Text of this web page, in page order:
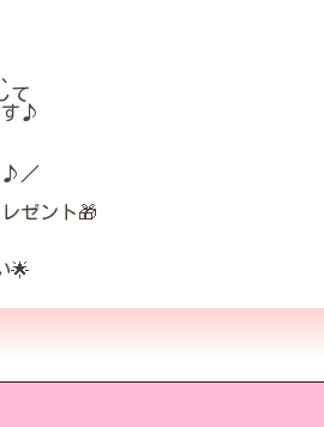
て
す♪
♪／
ゼント🎁
🌟